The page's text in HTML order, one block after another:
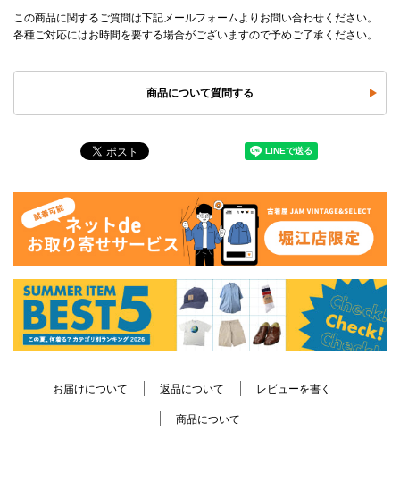
この商品に関するご質問は下記メールフォームよりお問い合わせください。
各種ご対応にはお時間を要する場合がございますので予めご了承ください。
商品について質問する
お届けについて 返品について レビューを書く
商品について